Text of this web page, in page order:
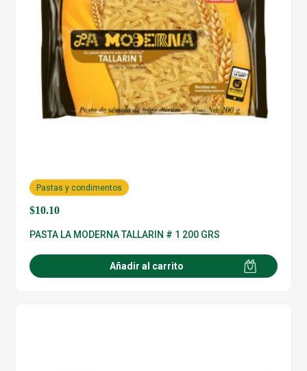
$10.10
Pastas y condimentos
PASTA LA MODERNA TALLARIN # 1 200 GRS
Añadir al carrito